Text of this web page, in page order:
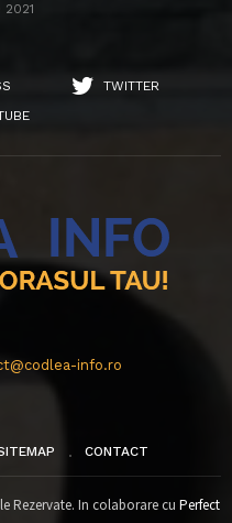
TWITTER
info.ro
CONTACT
Rezervate. In colaborare cu Perfect